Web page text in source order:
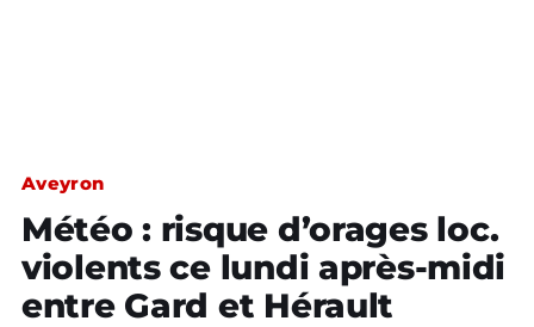
Aveyron
Météo : risque d’orages loc.
violents ce lundi après-midi
entre Gard et Hérault